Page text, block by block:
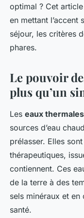
optimal ? Cet
en mettant l’accent
séjour, les critères
phares.
Le pouvoir
plus qu’un
Les eaux thermales
sources d’eau
prélasser. Elles
thérapeutiques,
contiennent. Ces
de la terre à des
sels minéraux et
santé.